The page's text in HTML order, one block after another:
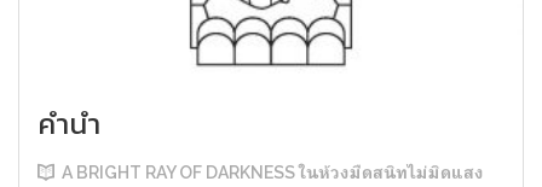
คำนำ
A BRIGHT RAY OF DARKNESS ในห้วงมืดสนิทไม่มิดแสง